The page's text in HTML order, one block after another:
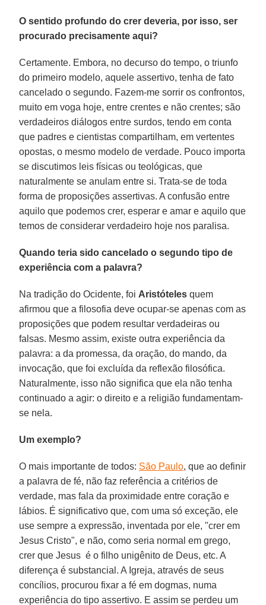
O sentido profundo do crer deveria, por isso, ser
procurado precisamente aqui?
Certamente. Embora, no decurso do tempo, o triunfo
do primeiro modelo, aquele assertivo, tenha de fato
cancelado o segundo. Fazem-me sorrir os confrontos,
muito em voga hoje, entre crentes e não crentes; são
verdadeiros diálogos entre surdos, tendo em conta
que padres e cientistas compartilham, em vertentes
opostas, o mesmo modelo de verdade. Pouco importa
se discutimos leis físicas ou teológicas, que
naturalmente se anulam entre si. Trata-se de toda
forma de proposições assertivas. A confusão entre
aquilo que podemos crer, esperar e amar e aquilo que
temos de considerar verdadeiro hoje nos paralisa.
Quando teria sido cancelado o segundo tipo de
experiência com a palavra?
Na tradição do Ocidente, foi Aristóteles quem
afirmou que a filosofia deve ocupar-se apenas com as
proposições que podem resultar verdadeiras ou
falsas. Mesmo assim, existe outra experiência da
palavra: a da promessa, da oração, do mando, da
invocação, que foi excluída da reflexão filosófica.
Naturalmente, isso não significa que ela não tenha
continuado a agir: o direito e a religião fundamentam-
se nela.
Um exemplo?
O mais importante de todos: São Paulo, que ao definir
a palavra de fé, não faz referência a critérios de
verdade, mas fala da proximidade entre coração e
lábios. É significativo que, com uma só exceção, ele
use sempre a expressão, inventada por ele, "crer em
Jesus Cristo", e não, como seria normal em grego,
crer que Jesus é o filho unigênito de Deus, etc. A
diferença é substancial. A Igreja, através de seus
concílios, procurou fixar a fé em dogmas, numa
experiência do tipo assertivo. E assim se perdeu um